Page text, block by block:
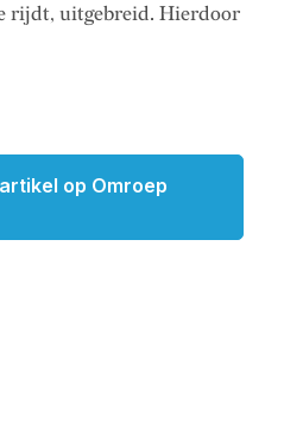
rijdt, uitgebreid. Hierdoor
op Omroep